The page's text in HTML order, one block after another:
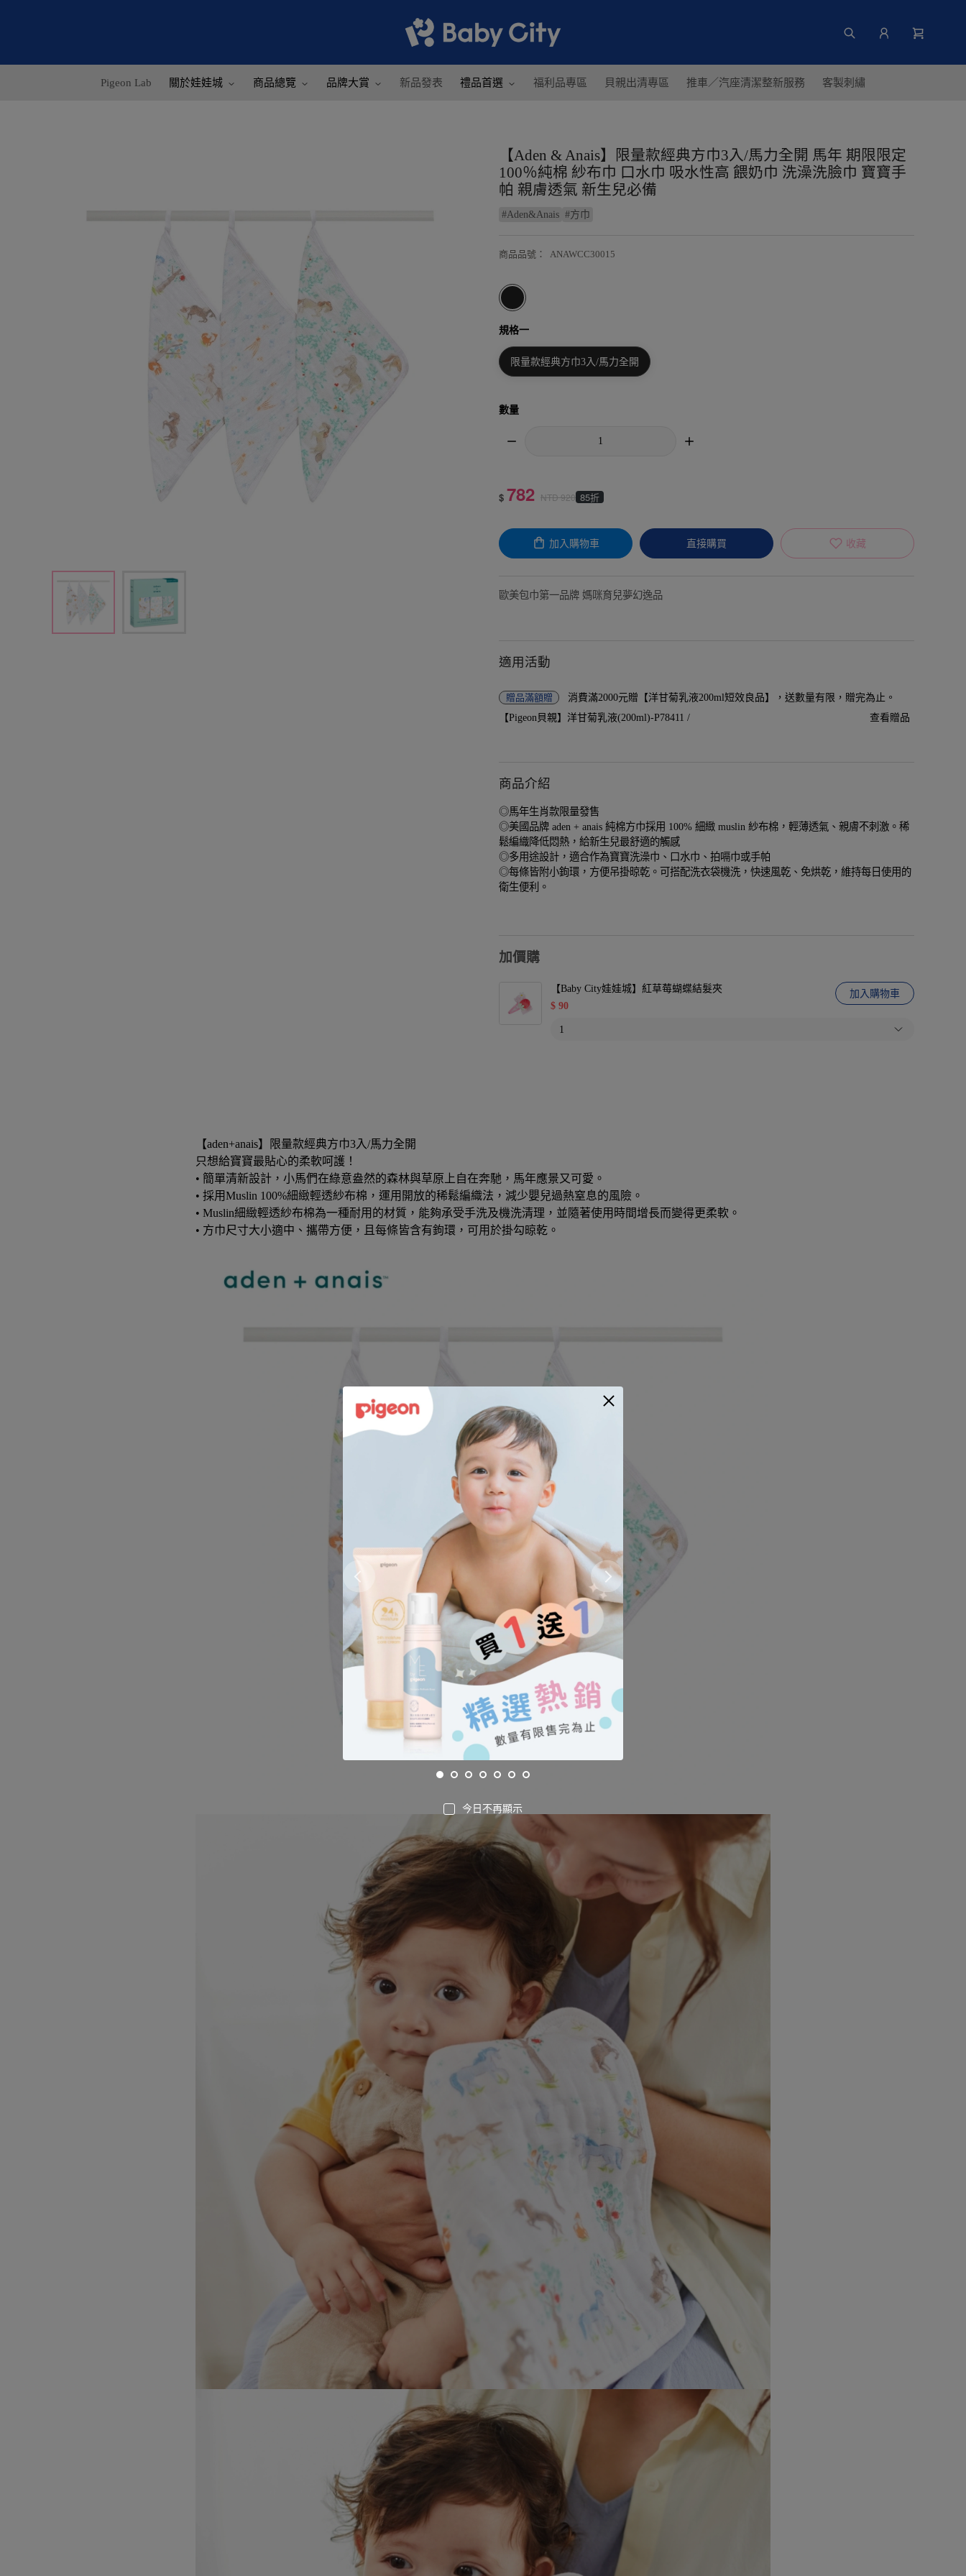
Pigeon Lab 關於娃娃城 商品總覽 品牌大賞 新品發表 禮品首選 福利品專區 貝親出清專區 推車／汽座清潔整新服務 客製刺繡
【Aden & Anais】限量款經典方巾3入/馬力全開 馬年 期限限定
100％純棉 紗布巾 口水巾 吸水性高 餵奶巾 洗澡洗臉巾 寶寶手
帕 親膚透氣 新生兒必備
#Aden&Anais #方巾
商品品號 ： ANAWCC30015
規格一
限量款經典方巾3入/馬力全開
數量
$ 782 NTD920 85折
加入購物車 直接購買 收藏
歐美包巾第一品牌 媽咪育兒夢幻逸品
適用活動
贈品滿額贈
消費滿2000元贈【洋甘菊乳液200ml短效良品】，送數量有限，贈完為止。
【Pigeon貝親】洋甘菊乳液(200ml)-P78411 /
查看贈品
商品介紹
◎馬年生肖款限量發售
◎美國品牌 aden + anais 純棉方巾採用 100% 細緻 muslin 紗布棉，輕薄透氣、親膚不刺激。稀
鬆編織降低悶熱，給新生兒最舒適的觸感
◎多用途設計，適合作為寶寶洗澡巾、口水巾、拍嗝巾或手帕
◎每條皆附小鉤環，方便吊掛晾乾。可搭配洗衣袋機洗，快速風乾、免烘乾，維持每日使用的
衛生便利。
加價購
【Baby City娃娃城】紅草莓蝴蝶結髮夾
$ 90
加入購物車
【aden+anais】限量款經典方巾3入/馬力全開
只想給寶寶最貼心的柔軟呵護！
• 簡單清新設計，小馬們在綠意盎然的森林與草原上自在奔馳，馬年應景又可愛。
• 採用Muslin 100%細緻輕透紗布棉，運用開放的稀鬆編織法，減少嬰兒過熱窒息的風險。
• Muslin細緻輕透紗布棉為一種耐用的材質，能夠承受手洗及機洗清理，並隨著使用時間增長而變得更柔軟。
• 方巾尺寸大小適中、攜帶方便，且每條皆含有鉤環，可用於掛勾晾乾。
今日不再顯示